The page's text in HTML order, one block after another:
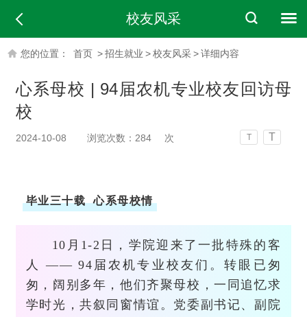
校友风采
您的位置： 首页 >招生就业 >校友风采>详细内容
心系母校 | 94届农机专业校友回访母
校
2024-10-08 浏览次数： 284 次 T T
毕业三十载 心系母校情
10月1-2日，学院迎来了一批特殊的客
人 —— 94届农机专业校友们。转眼已匆
匆，阔别多年，他们齐聚母校，一同追忆求
学时光，共叙同窗情谊。党委副书记、副院